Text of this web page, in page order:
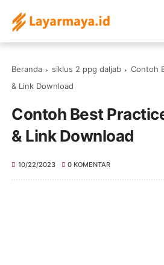
Beranda siklus 2 ppg daljab
Contoh
& Link Download
Contoh Best
& Link Download
10/22/2023 0 KOMENTAR